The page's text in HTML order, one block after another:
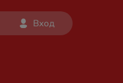
Вход